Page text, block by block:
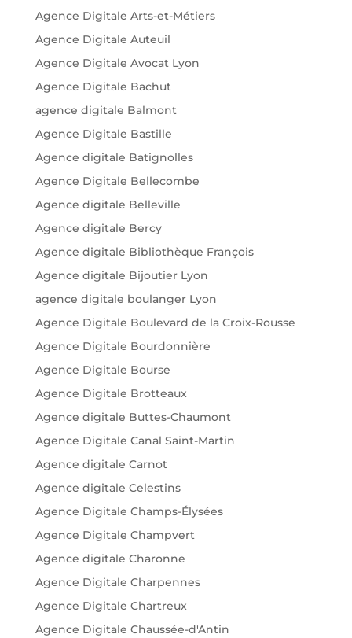
Agence Digitale Arts-et-Métiers
Agence Digitale Auteuil
Agence Digitale Avocat Lyon
Agence Digitale Bachut
agence digitale Balmont
Agence Digitale Bastille
Agence digitale Batignolles
Agence Digitale Bellecombe
Agence digitale Belleville
Agence digitale Bercy
Agence digitale Bibliothèque François
Agence digitale Bijoutier Lyon
agence digitale boulanger Lyon
Agence Digitale Boulevard de la Croix-Rousse
Agence Digitale Bourdonnière
Agence Digitale Bourse
Agence Digitale Brotteaux
Agence digitale Buttes-Chaumont
Agence Digitale Canal Saint-Martin
Agence digitale Carnot
Agence digitale Celestins
Agence Digitale Champs-Élysées
Agence Digitale Champvert
Agence digitale Charonne
Agence Digitale Charpennes
Agence Digitale Chartreux
Agence Digitale Chaussée-d'Antin